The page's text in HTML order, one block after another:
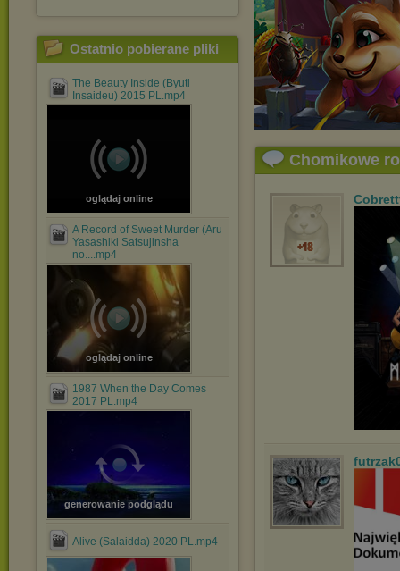
Ostatnio pobierane pliki
The Beauty Inside (Byuti
Insaideu) 2015 PL.mp4
oglądaj online
A Record of Sweet Murder (Aru
Yasashiki Satsujinsha
no....mp4
oglądaj online
1987 When the Day Comes
2017 PL.mp4
generowanie podglądu
Alive (Salaidda) 2020 PL.mp4
Chomikowe